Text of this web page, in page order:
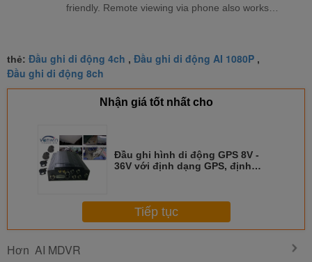
friendly. Remote viewing via phone also works
thẻ: Đầu ghi di động 4ch , Đầu ghi di động AI 1080P ,
Đầu ghi di động 8ch
Nhận giá tốt nhất cho
Đầu ghi hình di động GPS 8V -
36V với định dạng GPS, định
Tiếp tục
Hơn AI MDVR